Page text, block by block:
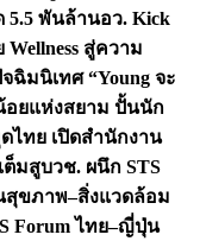
5.5 พันล้านอว. Kick
สู่ความ
มนิเทศ “Young จะ
อยแห่งสยาม ปั้นนัก
ไทย เปิดสำนักงาน
ต็มสูบวช. ผนึก STS
สุขภาพ–สิ่งแวดล้อม
Forum ไทย–ญี่ปุ่น